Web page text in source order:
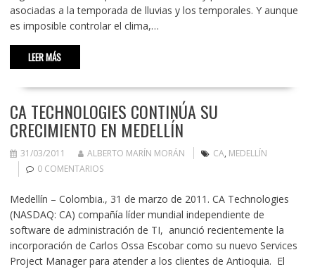
asociadas a la temporada de lluvias y los temporales. Y aunque
es imposible controlar el clima,…
LEER MÁS
CA TECHNOLOGIES CONTINÚA SU
CRECIMIENTO EN MEDELLÍN
31/03/2011 ALBERTO MARÍN MORÁN CA, MEDELLÍN
0 COMENTARIOS
Medellín – Colombia., 31 de marzo de 2011. CA Technologies
(NASDAQ: CA) compañía líder mundial independiente de
software de administración de TI, anunció recientemente la
incorporación de Carlos Ossa Escobar como su nuevo Services
Project Manager para atender a los clientes de Antioquia. El